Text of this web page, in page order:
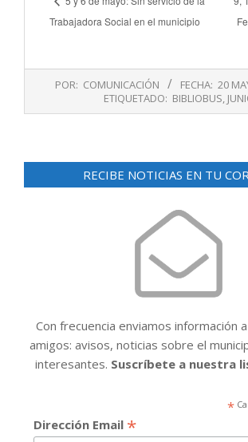
Trabajadora Social en el municipio
20
POR: COMUNICACIÓN FECHA: 20
ETIQUETADO: BIBLIOBUS,
RECIBE NOTICIAS EN TU
Con frecuencia enviamos información
amigos: avisos, noticias sobre el
interesantes. Suscríbete a nuestra
*
Dirección Email *